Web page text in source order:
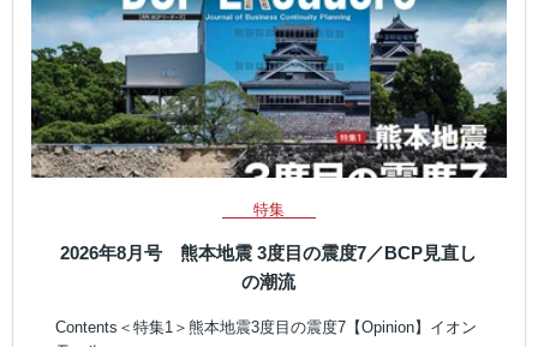
特集
2026年8月号 熊本地震 3度目の震度7／BCP見直し
の潮流
Contents＜特集1＞熊本地震3度目の震度7【Opinion】イオン